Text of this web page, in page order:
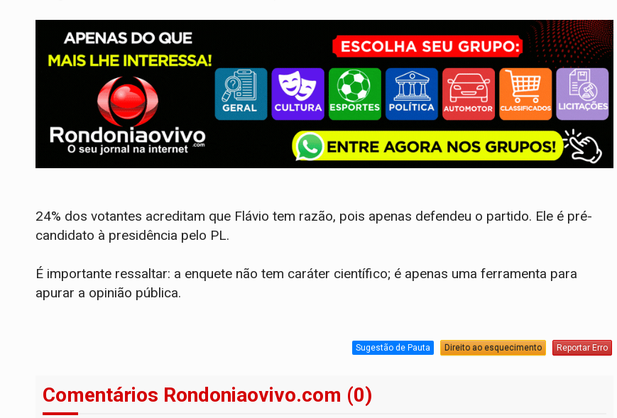
24% dos votantes acreditam que Flávio tem razão, pois apenas defendeu o partido. Ele é pré-
candidato à presidência pelo PL.
É importante ressaltar: a enquete não tem caráter científico; é apenas uma ferramenta para
apurar a opinião pública.
Sugestão de Pauta Direito ao esquecimento Reportar Erro
Comentários Rondoniaovivo.com (0)